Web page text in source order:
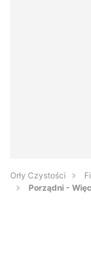
Orły Czystości
Porządni -